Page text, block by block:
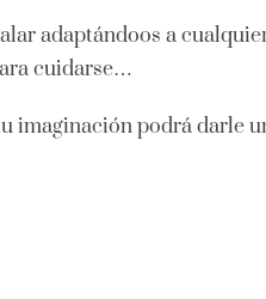
adaptándoos a
cuidarse…
imaginación podrá darle